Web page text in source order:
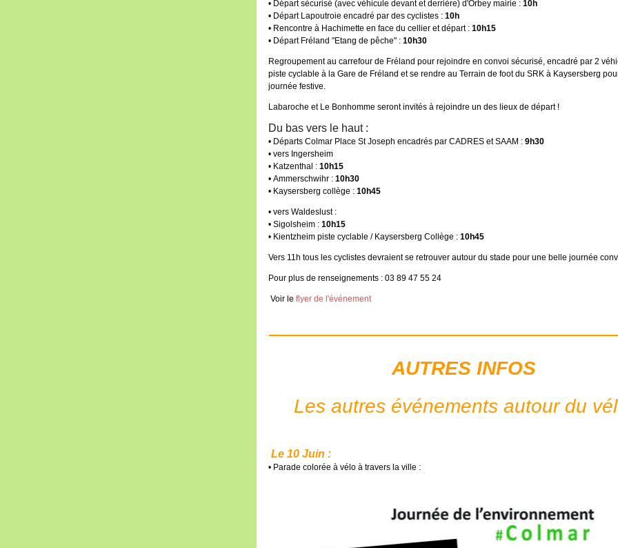
• Départ sécurisé (avec véhicule devant et derrière) d'Orbey mairie : 10h
• Départ Lapoutroie encadré par des cyclistes : 10h
• Rencontre à Hachimette en face du cellier et départ : 10h15
• Départ Fréland "Etang de pêche" : 10h30
Regroupement au carrefour de Fréland pour rejoindre en convoi sécurisé, encadré par 2
piste cyclable à la Gare de Fréland et se rendre au Terrain de foot du SRK à Kaysersberg
journée festive.
Labaroche et Le Bonhomme seront invités à rejoindre un des lieux de départ !
Du bas vers le haut :
• Départs Colmar Place St Joseph encadrés par CADRES et SAAM : 9h30
• vers Ingersheim
• Katzenthal : 10h15
• Ammerschwihr : 10h30
• Kaysersberg collège : 10h45
• vers Waldeslust :
• Sigolsheim : 10h15
• Kientzheim piste cyclable / Kaysersberg Collège : 10h45
Vers 11h tous les cyclistes devraient se retrouver autour du stade pour une belle journée
Pour plus de renseignements : 03 89 47 55 24
Voir le flyer de l'événement
AUTRES INFOS
Les autres événements autour du
Le 10 Juin :
• Parade colorée à vélo à travers la ville :